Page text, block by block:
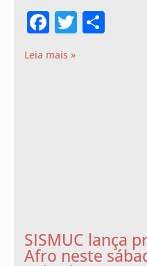
Facebook
Twitter
Leia mais »
SISMUC lança
Afro neste